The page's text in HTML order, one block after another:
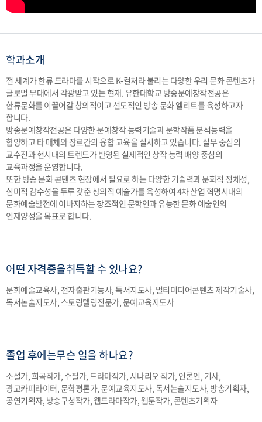
학과소개
전 세계가 한류 드라마를 시작으로 K-컬처라 불리는 다양한 우리 문화 콘텐츠가
글로벌 무대에서 각광받고 있는 현재. 유한대학교 방송문예창작전공은
한류문화를 이끌어갈 창의적이고 선도적인 방송 문화 엘리트를 육성하고자
합니다.
방송문예창작전공은 다양한 문예창작 능력기술과 문학작품 분석능력을
함양하고 타 매체와 장르간의 융합 교육을 실시하고 있습니다. 실무 중심의
교수진과 현시대의 트렌드가 반영된 실제적인 창작 능력 배양 중심의
교육과정을 운영합니다.
또한 방송 문화 콘텐츠 현장에서 필요로 하는 다양한 기술력과 문화적 정체성,
심미적 감수성을 두루 갖춘 창의적 예술가를 육성하여 4차 산업 혁명시대의
문화예술발전에 이바지하는 창조적인 문학인과 유능한 문화 예술인의
인재양성을 목표로 합니다.
어떤자격증을취득할 수 있나요?
문화예술교육사, 전자출판기능사, 독서지도사, 멀티미디어콘텐츠 제작기술사,
독서논술지도사, 스토링텔링전문가, 문예교육지도사
졸업 후에는무슨 일을 하나요?
소설가, 희곡작가, 수필가, 드라마작가, 시나리오 작가, 언론인, 기사,
광고카피라이터, 문학평론가, 문예교육지도사, 독서논술지도사, 방송기획자,
공연기획자, 방송구성작가, 웹드라마작가, 웹툰작가, 콘텐츠기획자